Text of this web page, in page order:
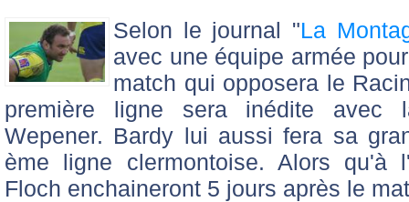
Selon le journal "La
avec une équipe armée
match qui opposera le
première ligne sera inédite avec
Wepener. Bardy lui aussi fera sa
ème ligne clermontoise. Alors qu'à
Floch enchaineront 5 jours après le